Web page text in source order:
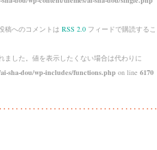
稿へのコメントは RSS 2.0 フィードで購読するこ
ました。値を表示したくない場合は代わりに
sha-dou/wp-includes/functions.php on line 6170